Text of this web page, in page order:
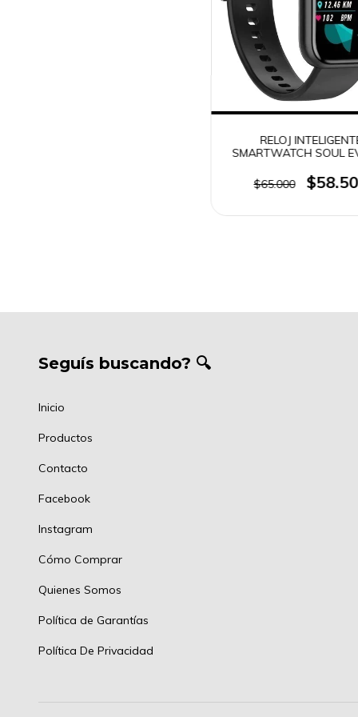
RELOJ
SMARTWATCH SOUL
$65.000
Seguís buscando? 🔍
Inicio
Productos
Contacto
Facebook
Instagram
Cómo Comprar
Quienes Somos
Política de Garantías
Política De Privacidad